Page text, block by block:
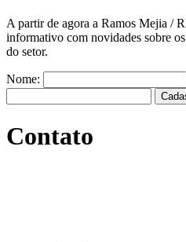
A partir de agora a Ramos Mejia /
informativo com novidades sobre
do setor.
Nome:
Contato